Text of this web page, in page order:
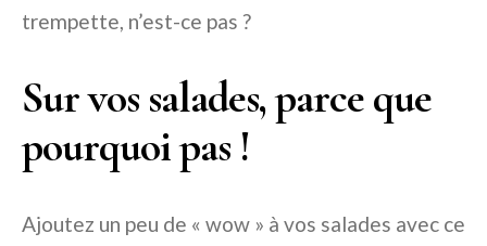
trempette, n’est-ce pas ?
Sur vos salades, parce que
pourquoi pas !
Ajoutez un peu de « wow » à vos salades avec ce